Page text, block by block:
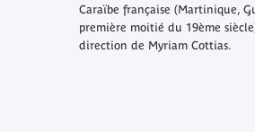
Caraïbe française (Martinique,
première moitié du 19ème siècle
direction de Myriam Cottias.